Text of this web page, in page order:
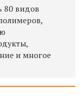
80 видов
и многое